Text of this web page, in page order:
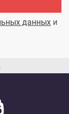
данных и